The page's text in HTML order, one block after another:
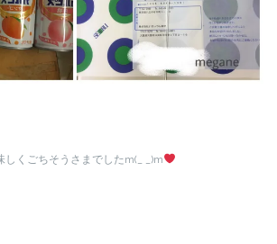
しくごちそうさまでしたm(_ _)m